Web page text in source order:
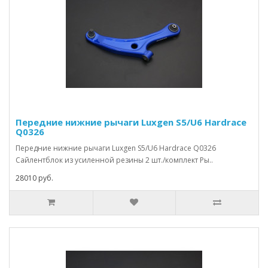
Передние нижние рычаги Luxgen S5/U6 Hardrace
Q0326
Передние нижние рычаги Luxgen S5/U6 Hardrace Q0326
Сайлентблок из усиленной резины 2 шт./комплект Ры..
28010 руб.